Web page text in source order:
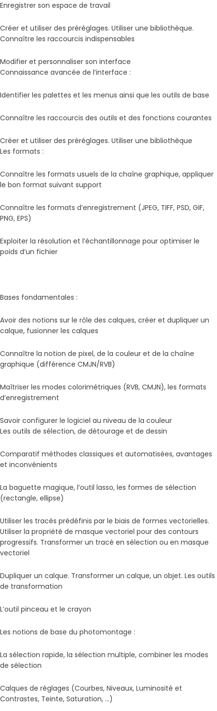
Enregistrer son espace de travail
Créer et utiliser des préréglages. Utiliser une bibliothèque.
Connaître les raccourcis indispensables
Modifier et personnaliser son interface
Connaissance avancée de l’interface :
Identifier les palettes et les menus ainsi que les outils de base
Connaître les raccourcis des outils et des fonctions courantes
Créer et utiliser des préréglages. Utiliser une bibliothèque
Les formats :
Connaître les formats usuels de la chaîne graphique, appliquer
le bon format suivant support
Connaître les formats d’enregistrement (JPEG, TIFF, PSD, GIF,
PNG, EPS)
Exploiter la résolution et l’échantillonnage pour optimiser le
poids d’un fichier
Bases fondamentales :
Avoir des notions sur le rôle des calques, créer et dupliquer un
calque, fusionner les calques
Connaître la notion de pixel, de la couleur et de la chaîne
graphique (différence CMJN/RVB)
Maîtriser les modes colorimétriques (RVB, CMJN), les formats
d’enregistrement
Savoir configurer le logiciel au niveau de la couleur
Les outils de sélection, de détourage et de dessin
Comparatif méthodes classiques et automatisées, avantages
et inconvénients
La baguette magique, l’outil lasso, les formes de sélection
(rectangle, ellipse)
Utiliser les tracés prédéfinis par le biais de formes vectorielles.
Utiliser la propriété de masque vectoriel pour des contours
progressifs. Transformer un tracé en sélection ou en masque
vectoriel
Dupliquer un calque. Transformer un calque, un objet. Les outils
de transformation
L’outil pinceau et le crayon
Les notions de base du photomontage :
La sélection rapide, la sélection multiple, combiner les modes
de sélection
Calques de réglages (Courbes, Niveaux, Luminosité et
Contrastes, Teinte, Saturation, …)